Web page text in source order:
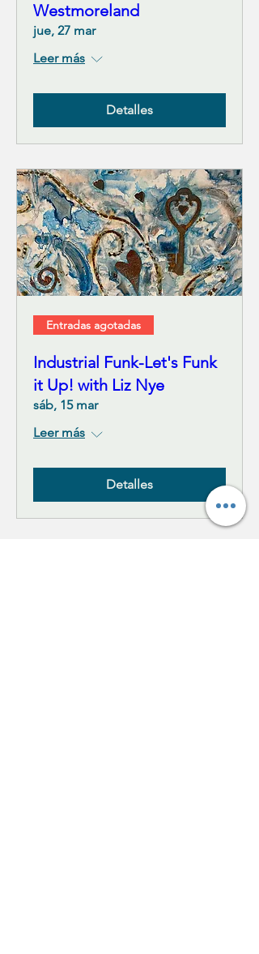
Westmoreland
jue, 27 mar
Leer más
Detalles
Entradas agotadas
Industrial Funk-Let's Funk
it Up! with Liz Nye
sáb, 15 mar
Leer más
Detalles